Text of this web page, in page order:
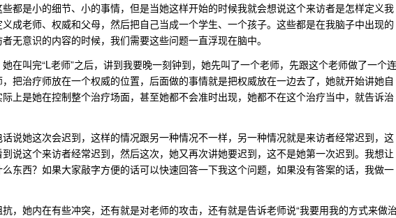
都是小的细节、小的事情，但是当她这样开始的时候我就会想说这个来访者是怎样定义我
成老师、权威和父母，然后把自己当成一个学生、一个孩子。这些都是在我脑子中出现的
无意识的内容的时候，我们需要这些问题一直浮现在脑中。
在叫完“L老师”之后，讲到我要晚一刻钟到，她先叫了一个老师，先跟这个老师做了一个连
把治疗师放在一个权威的位置，后面做的事情就是把权威放在一边去了，她就开始讲她自
上是她在控制整个治疗场面，甚至她都不会准时出现，她都不在这个治疗当中，就告诉治
说她这次会迟到，这样的情况跟另一种情况不一样，另一种情况就是来访者经常迟到，这
说这个来访者经常迟到，然后这次，她又再次讲她要迟到，这不是她第一次迟到。我想让
东西？如果大家敲字方便的话可以快速回答一下我这个问题，如果没有答案的话，我做一
，她内在有些冲突，还有就是对老师的攻击，还有就是告诉老师说“我要用我的方式来做